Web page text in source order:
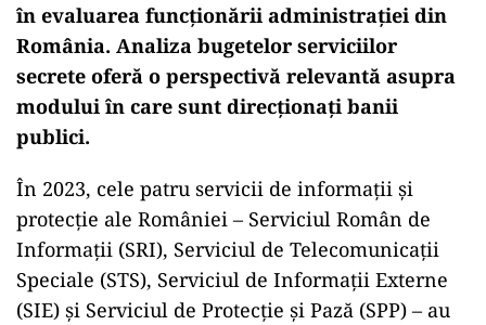
în evaluarea funcționării administrației din
România. Analiza bugetelor serviciilor
secrete oferă o perspectivă relevantă asupra
modului în care sunt direcționați banii
publici.
În 2023, cele patru servicii de informații și
protecție ale României – Serviciul Român de
Informații (SRI), Serviciul de Telecomunicații
Speciale (STS), Serviciul de Informații Externe
(SIE) și Serviciul de Protecție și Pază (SPP) – au